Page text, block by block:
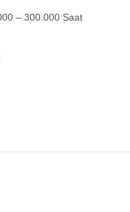
– 300.000 Saat